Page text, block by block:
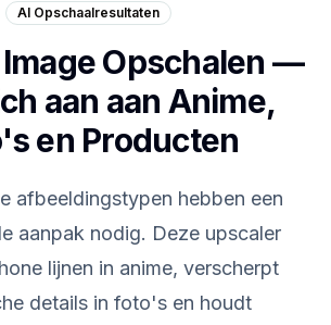
AI Opschaalresultaten
Opschalen —
aan aan Anime,
en Producten
afbeeldingstypen hebben een
aanpak nodig. Deze upscaler
lijnen in anime, verscherpt
details in foto's en houdt